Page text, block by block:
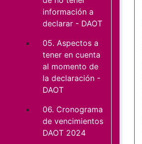
información a
declarar - DAOT
05. Aspectos a
tener en cuenta
al momento de
la declaración -
DAOT
06. Cronograma
de vencimientos
DAOT 2024